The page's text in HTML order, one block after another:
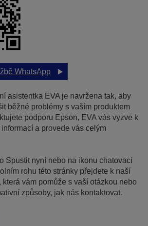
WhatsApp
asistentka EVA je navržena tak, aby
běžné problémy s vaším produktem
podporu Epson, EVA vás vyzve k
a provede vás celým
Spustit nyní nebo na ikonu chatovací
rohu této stránky přejdete k naší
vám pomůže s vaší otázkou nebo
způsoby, jak nás kontaktovat.